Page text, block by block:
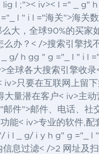
lig l ;">< iv>< l =" _ g"
l " i l ="海关">海关
大，全球90%的买家
办？< />搜索引擎
g/ h gg " g ="_ l " i l
全球各大搜索引擎收
只要在互联网上留
大量潜在客户< iv>主
件">邮件、电话、社
能< iv>专业的软件,
i l _ g/ i y h g" g ="_ l
息过滤< />2 网址及